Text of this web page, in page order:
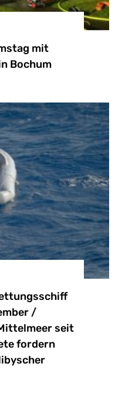
mit
Bochum
/
seit
fordern